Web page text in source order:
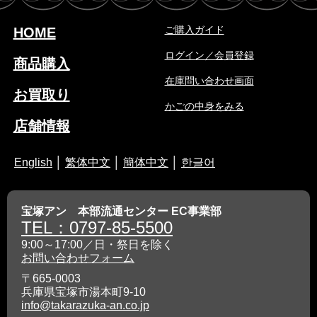
HOME
商品購入
お買取り
店舗情報
ご購入ガイド
ログイン／会員登録
在庫問い合わせ画面
かごの中身をみる
English 繁体中文 簡体中文 한글어
宝塚アン 本部流通センター EC事業部
TEL：0797-85-5500
9:00～17:00／日・祭日を除く
お問い合わせフォーム
〒665-0003
兵庫県宝塚市湯本町9-10
info@takarazuka-an.co.jp